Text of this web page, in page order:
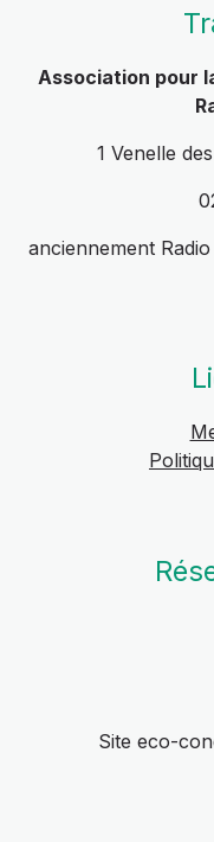
Association pour
1 Venelle
anciennement
Site eco-